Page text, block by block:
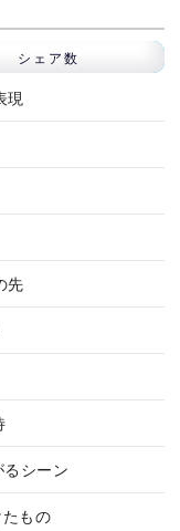
シェア数
現
先
シーン
もの